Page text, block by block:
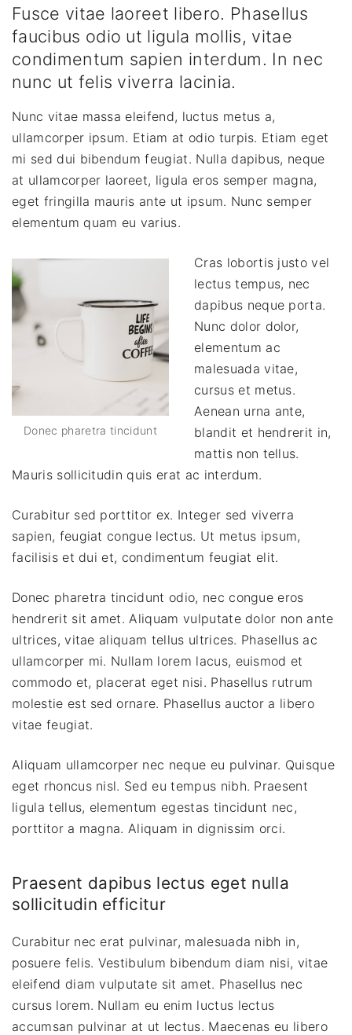
Fusce vitae laoreet libero. Phasellus
faucibus odio ut ligula mollis, vitae
condimentum sapien interdum. In nec
nunc ut felis viverra lacinia.
Nunc vitae massa eleifend, luctus metus a,
ullamcorper ipsum. Etiam at odio turpis. Etiam eget
mi sed dui bibendum feugiat. Nulla dapibus, neque
at ullamcorper laoreet, ligula eros semper magna,
eget fringilla mauris ante ut ipsum. Nunc semper
elementum quam eu varius.
Donec pharetra tincidunt
Cras lobortis justo vel
lectus tempus, nec
dapibus neque porta.
Nunc dolor dolor,
elementum ac
malesuada vitae,
cursus et metus.
Aenean urna ante,
blandit et hendrerit in,
mattis non tellus.
Mauris sollicitudin quis erat ac interdum.
Curabitur sed porttitor ex. Integer sed viverra
sapien, feugiat congue lectus. Ut metus ipsum,
facilisis et dui et, condimentum feugiat elit.
Donec pharetra tincidunt odio, nec congue eros
hendrerit sit amet. Aliquam vulputate dolor non ante
ultrices, vitae aliquam tellus ultrices. Phasellus ac
ullamcorper mi. Nullam lorem lacus, euismod et
commodo et, placerat eget nisi. Phasellus rutrum
molestie est sed ornare. Phasellus auctor a libero
vitae feugiat.
Aliquam ullamcorper nec neque eu pulvinar. Quisque
eget rhoncus nisl. Sed eu tempus nibh. Praesent
ligula tellus, elementum egestas tincidunt nec,
porttitor a magna. Aliquam in dignissim orci.
Praesent dapibus lectus eget nulla
sollicitudin efficitur
Curabitur nec erat pulvinar, malesuada nibh in,
posuere felis. Vestibulum bibendum diam nisi, vitae
eleifend diam vulputate sit amet. Phasellus nec
cursus lorem. Nullam eu enim luctus lectus
accumsan pulvinar at ut lectus. Maecenas eu libero